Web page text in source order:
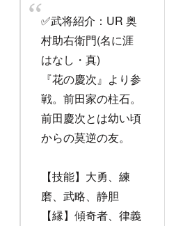
✅武将紹介：UR 奥
村助右衛門(名に涯
はなし・真)
『花の慶次』より参
戦。前田家の柱石。
前田慶次とは幼い頃
からの莫逆の友。
【技能】大勇、練
磨、武略、静胆
【縁】傾奇者、律義